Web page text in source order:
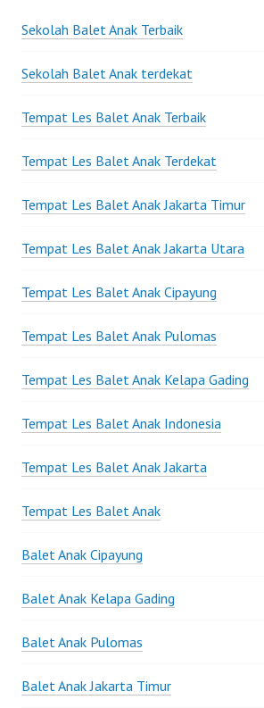
Sekolah Balet Anak Terbaik
Sekolah Balet Anak terdekat
Tempat Les Balet Anak Terbaik
Tempat Les Balet Anak Terdekat
Tempat Les Balet Anak Jakarta Timur
Tempat Les Balet Anak Jakarta Utara
Tempat Les Balet Anak Cipayung
Tempat Les Balet Anak Pulomas
Tempat Les Balet Anak Kelapa Gading
Tempat Les Balet Anak Indonesia
Tempat Les Balet Anak Jakarta
Tempat Les Balet Anak
Balet Anak Cipayung
Balet Anak Kelapa Gading
Balet Anak Pulomas
Balet Anak Jakarta Timur